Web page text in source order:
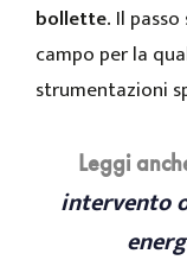
bollette. Il
campo per la
strumentazioni
Leggi
intervento